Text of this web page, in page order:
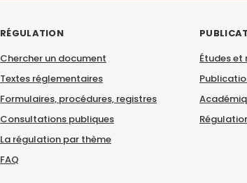
RÉGULATION
Chercher un document
Textes réglementaires
Formulaires, procédures, registres
Consultations publiques
La régulation par thème
FAQ
Études et